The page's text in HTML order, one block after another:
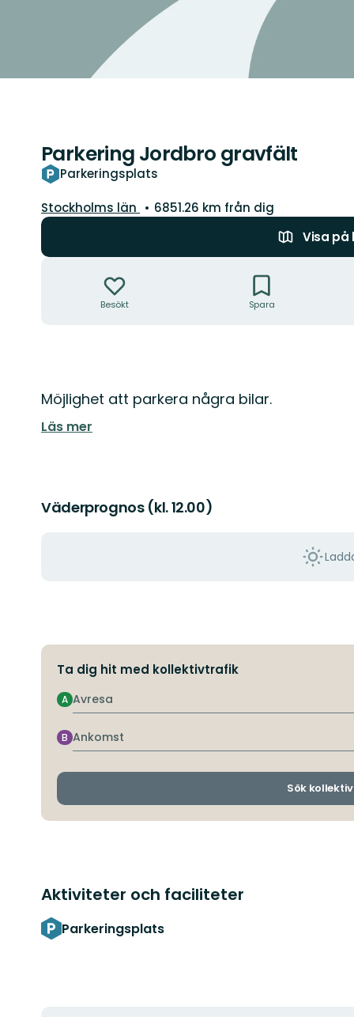
Parkering Jordbro gravfält
Parkeringsplats
Län:
Stockholms län
6851.26 km från dig
Visa på
Besökt Spara
Beskrivning
Möjlighet att parkera några bilar.
Läs mer
Väderprognos (kl. 12.00)
Ta dig hit med kollektivtrafik
Avresa
A
Ankomst
B
Sök
Aktiviteter och faciliteter
Parkeringsplats